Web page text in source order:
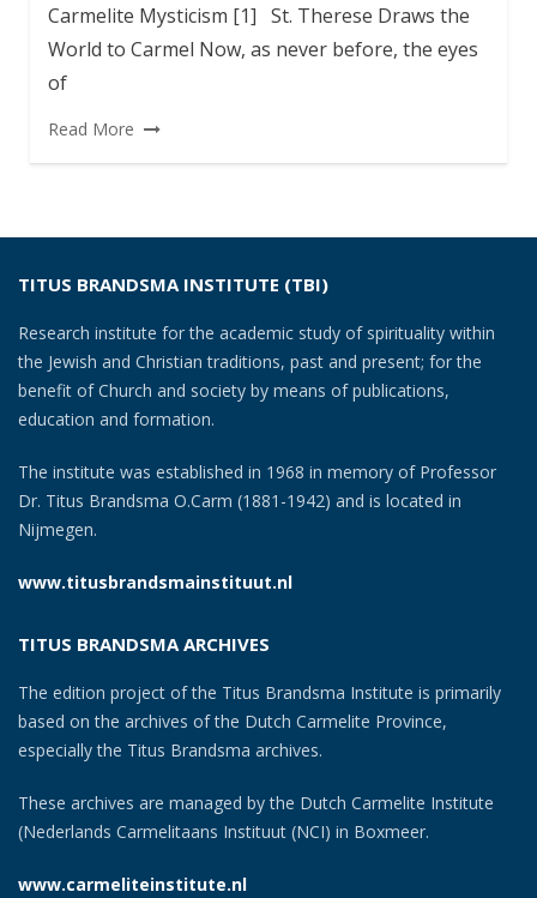
Carmelite Mysticism [1] St. Therese Draws the
World to Carmel Now, as never before, the eyes
of
Read More
TITUS BRANDSMA INSTITUTE (TBI)
Research institute for the academic study of spirituality within
the Jewish and Christian traditions, past and present; for the
benefit of Church and society by means of publications,
education and formation.
The institute was established in 1968 in memory of Professor
Dr. Titus Brandsma O.Carm (1881-1942) and is located in
Nijmegen.
www.titusbrandsmainstituut.nl
TITUS BRANDSMA ARCHIVES
The edition project of the Titus Brandsma Institute is primarily
based on the archives of the Dutch Carmelite Province,
especially the Titus Brandsma archives.
These archives are managed by the Dutch Carmelite Institute
(Nederlands Carmelitaans Instituut (NCI) in Boxmeer.
www.carmeliteinstitute.nl